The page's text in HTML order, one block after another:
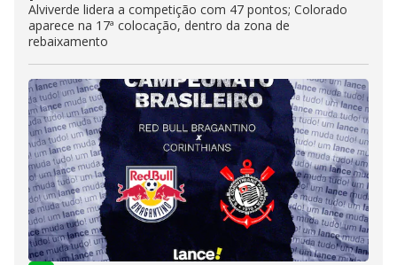
Alviverde lidera a competição com 47 pontos; Colorado
aparece na 17ª colocação, dentro da zona de
rebaixamento